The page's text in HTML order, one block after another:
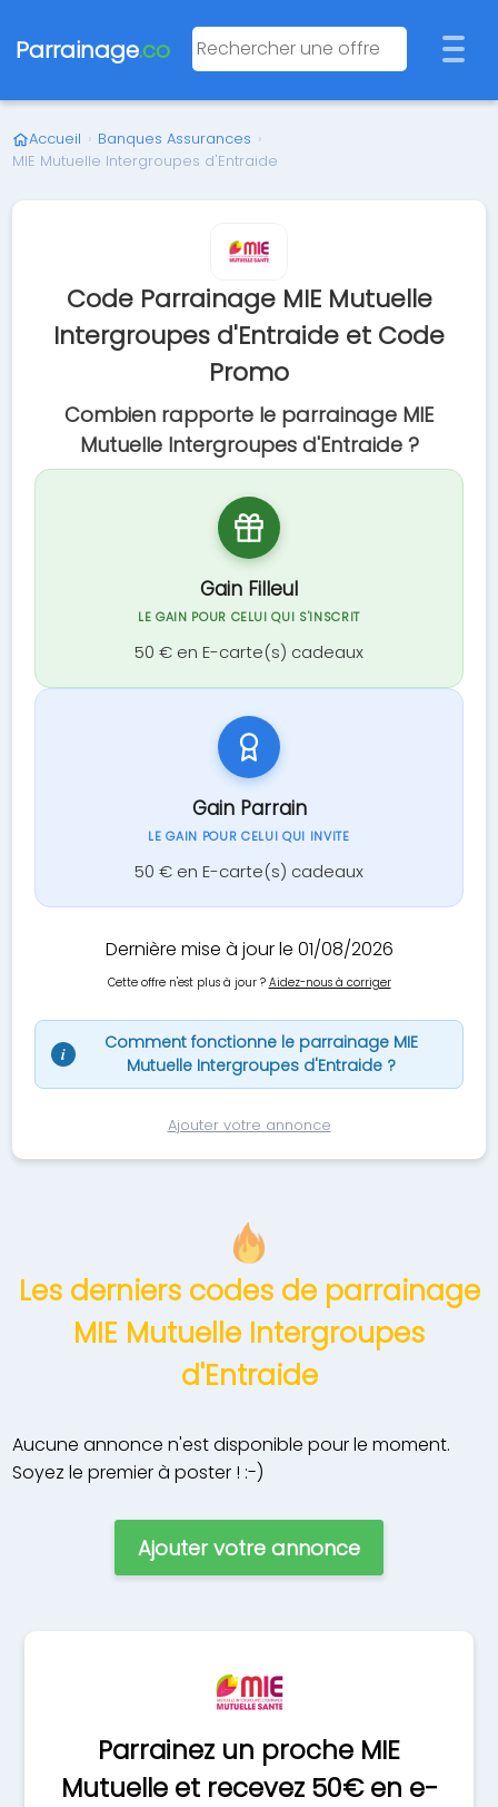
Parrainage.co
Accueil › Banques Assurances ›
MIE Mutuelle Intergroupes d'Entraide
Code Parrainage MIE Mutuelle
Intergroupes d'Entraide et Code
Promo
Combien rapporte le parrainage MIE
Mutuelle Intergroupes d'Entraide ?
Gain Filleul
LE GAIN POUR CELUI QUI S'INSCRIT
50 € en E-carte(s) cadeaux
Gain Parrain
LE GAIN POUR CELUI QUI INVITE
50 € en E-carte(s) cadeaux
Dernière mise à jour le 01/08/2026
Cette offre n'est plus à jour ? Aidez-nous à corriger
i
Comment fonctionne le parrainage MIE
Mutuelle Intergroupes d'Entraide ?
Ajouter votre annonce
Les derniers codes de parrainage
MIE Mutuelle Intergroupes
d'Entraide
Aucune annonce n'est disponible pour le moment.
Soyez le premier à poster ! :-)
Ajouter votre annonce
Parrainez un proche MIE
Mutuelle et recevez 50€ en e-